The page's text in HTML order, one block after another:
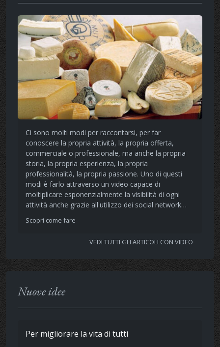
Ci sono molti modi per raccontarsi, per far
conoscere la propria attività, la propria offerta,
commerciale o professionale, ma anche la propria
storia, la propria esperienza, la propria
professionalità, la propria passione. Uno di questi
modi è farlo attraverso un video capace di
moltiplicare esponenzialmente la visibilità di ogni
attività anche grazie all'utilizzo dei social network…
Scopri come fare
VEDI TUTTI GLI ARTICOLI CON VIDEO
Nuove idee
Per migliorare la vita di tutti